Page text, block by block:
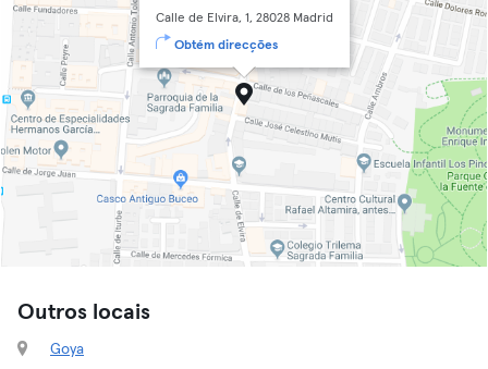
Calle de Elvira, 1, 28028 Madrid
Obtém direcções
Outros locais
Goya